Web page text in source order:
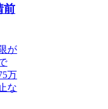
前
が
万
な